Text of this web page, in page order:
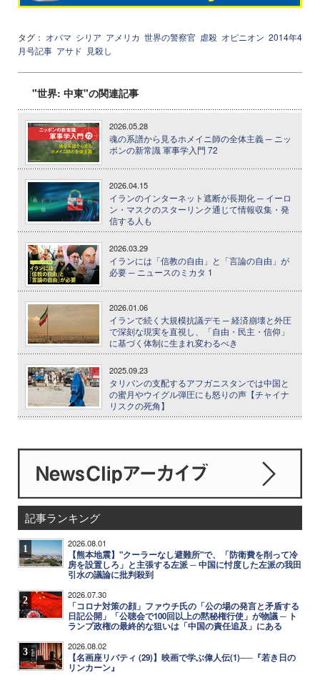
タグ： オバマ シリア アメリカ 世界の警察官 虐殺 オピニオン 2014年4
月号記事 アサド 見殺し
"世界: 中東"の関連記事
2026.05.28
魂の系譜から見るホメイニ師の全体主義 ─ ニッ
ポンの新常識 軍事学入門 72
2026.04.15
イランのインターネット遮断が長期化 ─ イーロ
ン・マスクのスターリンク通じて情報収集・発
信する人も
2026.03.29
イランには「信教の自由」と「言論の自由」が
必要 ─ ニュースのミカタ 1
2026.01.06
イランで続く大規模抗議デモ ─ 経済崩壊と外圧
で深刻な現実を直視し、「自由・民主・信仰」
に基づく体制に生まれ変わるべき
2025.09.23
タリバンの支配するアフガニスタンでは中国と
の蜜月やウイグル弾圧にも怒りの声【チャイナ
リスクの死角】
記事ランキング
1 2026.08.01
【熊本地震】"クーラーなし避難所"で、「防衛費を削って冷
房を設置しろ」と主張する左派 ─ 中国に忖度した左派の我田
引水の議論に批判殺到
2 2026.07.30
「コロナ対策の顔」ファウチ氏の「公の場の発言と矛盾する
日記公開」「公聴会で100回以上の黙秘権行使」が物議 ─ ト
ランプ政権の最終的な狙いは「中国の責任追及」にある
3 2026.08.02
【名画座リバティ (29)】映画で学ぶ偉人伝(1)──『若き日の
リンカーン』